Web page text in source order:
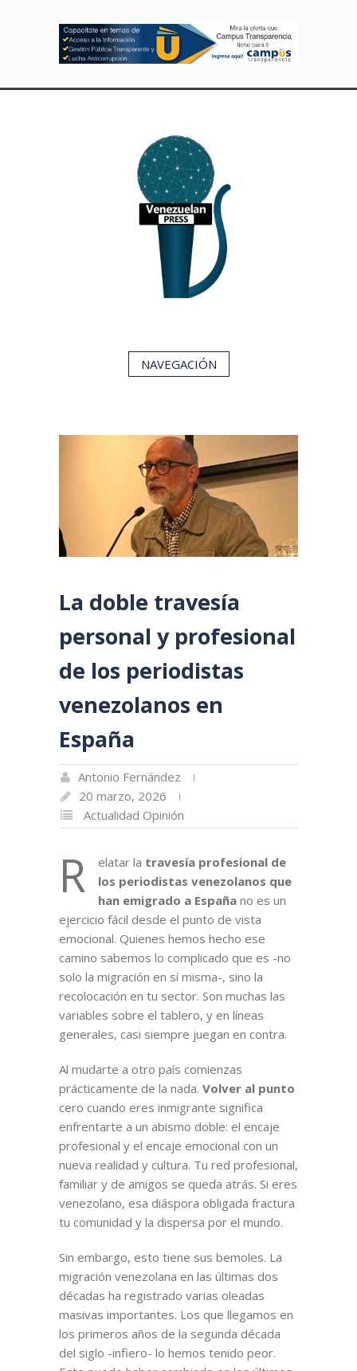
NAVEGACIÓN
La doble travesía
personal y profesional
de los periodistas
venezolanos en
España
Antonio Fernández
20 marzo, 2026
Actualidad Opinión
R elatar la travesía profesional de
los periodistas venezolanos que
han emigrado a España no es un
ejercicio fácil desde el punto de vista
emocional. Quienes hemos hecho ese
camino sabemos lo complicado que es -no
solo la migración en sí misma-, sino la
recolocación en tu sector. Son muchas las
variables sobre el tablero, y en líneas
generales, casi siempre juegan en contra.
Al mudarte a otro país comienzas
prácticamente de la nada. Volver al punto
cero cuando eres inmigrante significa
enfrentarte a un abismo doble: el encaje
profesional y el encaje emocional con un
nueva realidad y cultura. Tu red profesional,
familiar y de amigos se queda atrás. Si eres
venezolano, esa diáspora obligada fractura
tu comunidad y la dispersa por el mundo.
Sin embargo, esto tiene sus bemoles. La
migración venezolana en las últimas dos
décadas ha registrado varias oleadas
masivas importantes. Los que llegamos en
los primeros años de la segunda década
del siglo -infiero- lo hemos tenido peor.